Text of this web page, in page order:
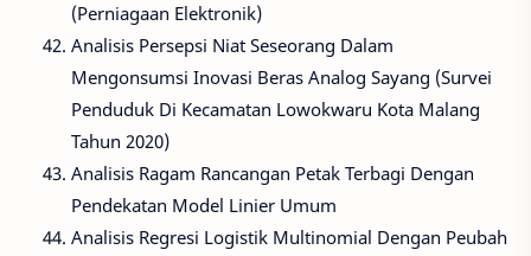
(Perniagaan Elektronik)
Analisis Persepsi Niat Seseorang Dalam
Mengonsumsi Inovasi Beras Analog Sayang (Survei
Penduduk Di Kecamatan Lowokwaru Kota Malang
Tahun 2020)
Analisis Ragam Rancangan Petak Terbagi Dengan
Pendekatan Model Linier Umum
Analisis Regresi Logistik Multinomial Dengan Peubah